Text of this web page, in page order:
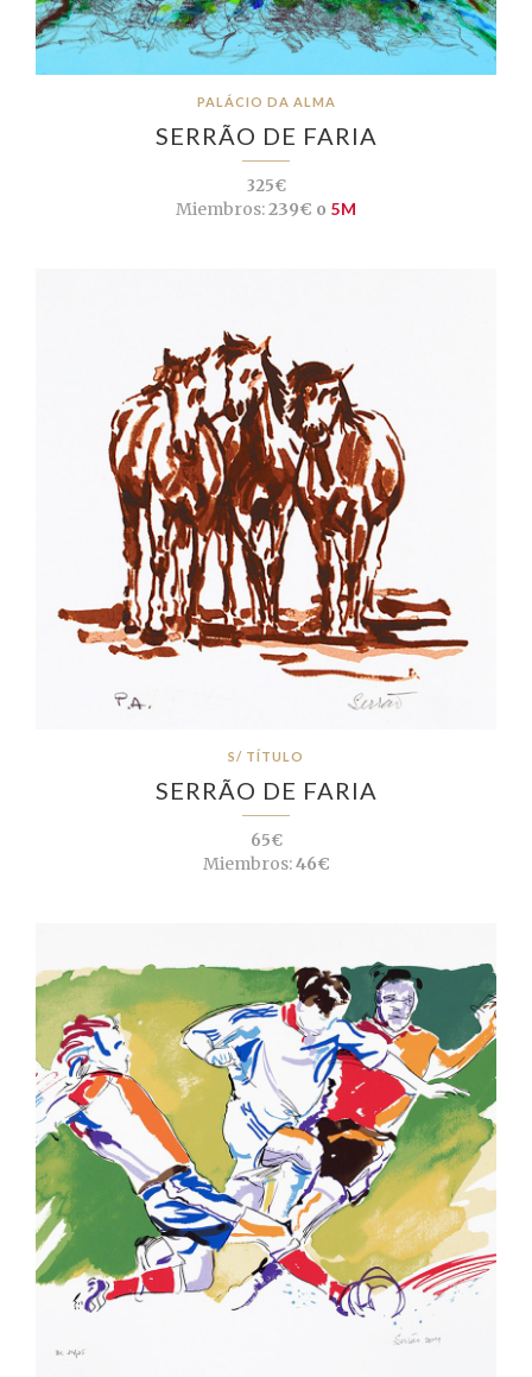
PALÁCIO DA ALMA
SERRÃO DE FARIA
325€
Miembros:239€ o 5M
S/ TÍTULO
SERRÃO DE FARIA
65€
Miembros:46€